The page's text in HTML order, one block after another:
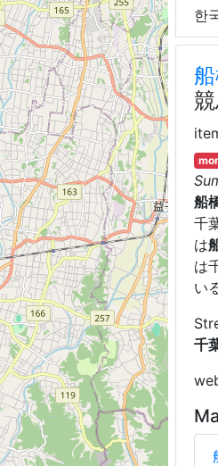
한
船
千
は
は
い
千